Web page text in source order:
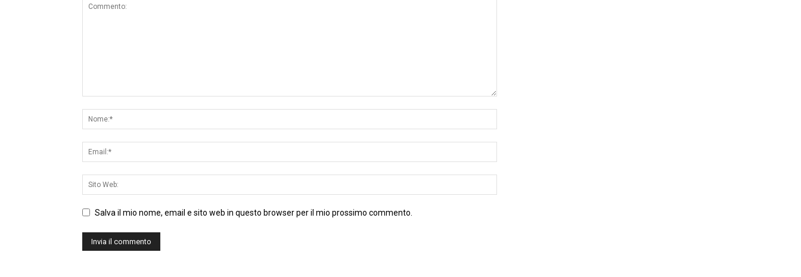
Salva il mio nome, email e sito web in questo browser per il mio prossimo commento.